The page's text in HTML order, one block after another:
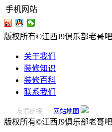
手机网站
版权所有©江西J9俱乐部老哥
关于我们
装修知识
装修百科
联系我们
友情链接： 网站地图
版权所有©江西J9俱乐部老哥